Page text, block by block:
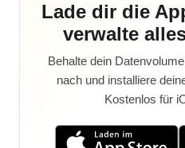
Lade dir die
verwalte
Behalte dein
nach und installiere
Kostenlos für